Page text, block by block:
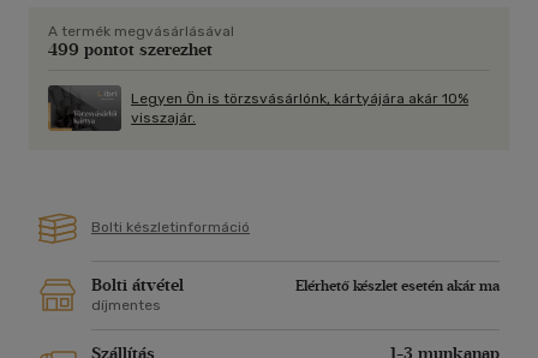
külhoni férfi újabb fenyegető gyanúba keveredik: nem elég a
gyilkosság, hamis pénz bukkan fel Bártfán. Márpedig Mátyás
király a pénzhamisítókat kíméletlenül üldözi és halállal
bünteti. Zsófia komoly dilemma elé kerül: a szívére vagy az
eszére hallgasson?
ízelítőt adva a régi korok mindennapjaiból.
A termék megvásárlásával
499 pontot szerezhet
Legyen Ön is törzsvásárlónk, kártyájára akár 10%
visszajár.
Bolti készletinformáció
Bolti átvétel
Elérhető készlet esetén akár ma
díjmentes
Szállítás 1-3 munkanap